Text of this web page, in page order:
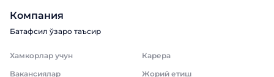
Компания
Батафсил ўзаро таъсир
Хамкорлар учун
Карера
Вакансиялар
Жорий етиш